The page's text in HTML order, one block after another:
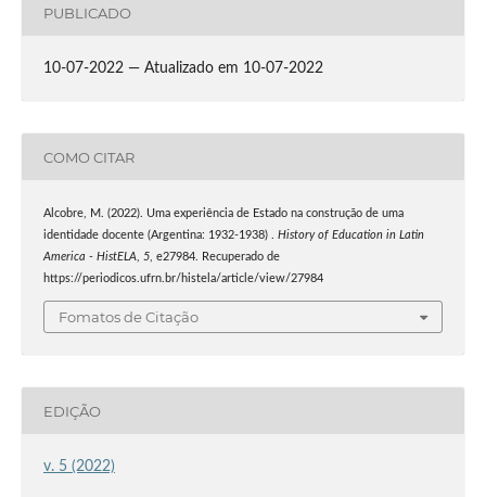
PUBLICADO
10-07-2022 — Atualizado em 10-07-2022
COMO CITAR
Alcobre, M. (2022). Uma experiência de Estado na construção de uma
identidade docente (Argentina: 1932-1938) . History of Education in Latin
America - HistELA, 5, e27984. Recuperado de
https://periodicos.ufrn.br/histela/article/view/27984
Fomatos de Citação
EDIÇÃO
v. 5 (2022)